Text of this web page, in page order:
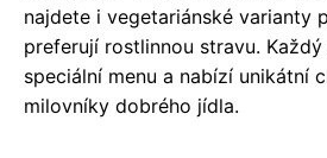
najdete i vegetariánské varianty
preferují rostlinnou stravu.
speciální menu a nabízí unikátní
milovníky dobrého jídla.